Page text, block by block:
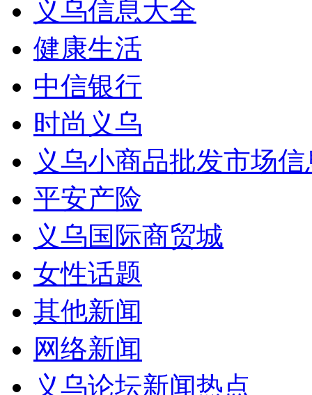
义乌信息大全
健康生活
中信银行
时尚义乌
义乌小商品批发市场
平安产险
义乌国际商贸城
女性话题
其他新闻
网络新闻
义乌论坛新闻热点